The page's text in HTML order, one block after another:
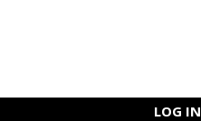
LOG IN